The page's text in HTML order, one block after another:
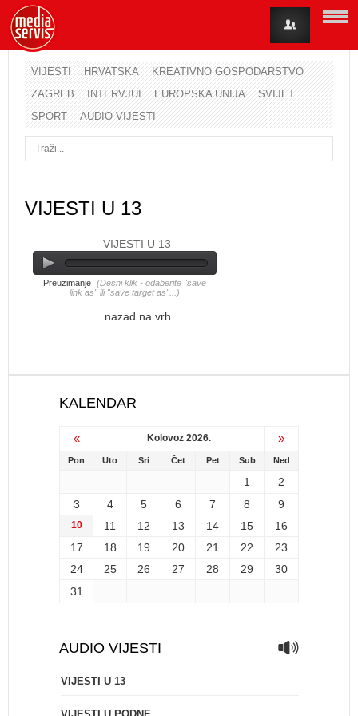
VIJESTI HRVATSKA
KREATIVNO GOSPODARSTVO
ZAGREB
INTERVJUI EUROPSKA UNIJA
SVIJET
SPORT
AUDIO VIJESTI
VIJESTI U 13
VIJESTI U 13
Preuzimanje (Desni klik - odaberite "save
link as" ili "save target as"...)
nazad na vrh
KALENDAR
« Kolovoz 2026. »
Pon Uto Sri Čet Pet Sub Ned
1
2
3
4 5 6 7 8 9
10 11 12 13 14 15
16
17
18 19 20 21 22
23
24
25 26 27 28 29
30
31
AUDIO VIJESTI
VIJESTI U 13
Korisničko ime
Lozinka
Zaboravili ste lozinku?